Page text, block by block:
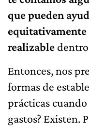
que pueden
equitativamente
realizable
Entonces, nos
formas de
prácticas
gastos? Existen.